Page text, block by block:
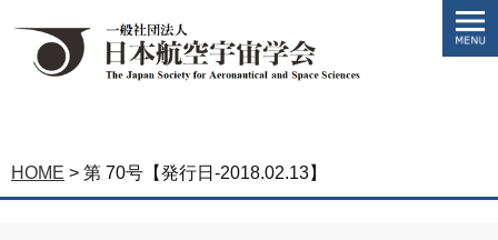
HOME > 第 70号【発行日-2018.02.13】